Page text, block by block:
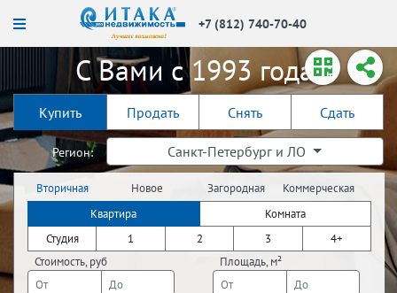
+7 (812) 740-70-40
С Вами с 1993 года!
Купить Продать Снять Сдать
Регион: Санкт-Петербург и ЛО
Вторичная
недвижимость
Новое
строительство
Загородная
недвижимость
Коммерческая
недвижимость
Квартира
Комната
Студия
1 2 3
4+
Стоимость, руб
Площадь, м²